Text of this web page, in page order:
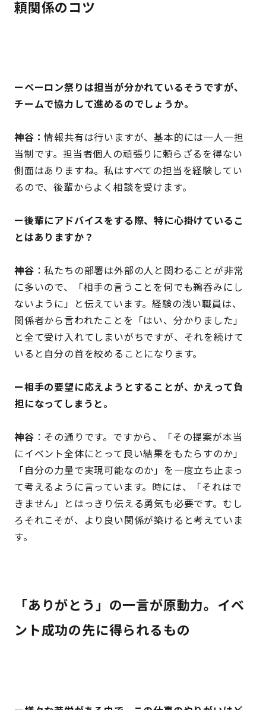
頼関係のコツ
ーペーロン祭りは担当が分かれているそうですが、
チームで協力して進めるのでしょうか。
神谷：情報共有は行いますが、基本的には一人一担
当制です。担当者個人の頑張りに頼らざるを得ない
側面はありますね。私はすべての担当を経験してい
るので、後輩からよく相談を受けます。
ー後輩にアドバイスをする際、特に心掛けているこ
とはありますか？
神谷 ：私たちの部署は外部の人と関わることが非常
に多いので、「相手の言うことを何でも鵜呑みにし
ないように」と伝えています。経験の浅い職員は、
関係者から言われたことを「はい、分かりました」
と全て受け入れてしまいがちですが、それを続けて
いると自分の首を絞めることになります。
ー相手の要望に応えようとすることが、かえって負
担になってしまうと。
神谷 ：その通りです。ですから、「その提案が本当
にイベント全体にとって良い結果をもたらすのか」
「自分の力量で実現可能なのか」を一度立ち止まっ
て考えるように言っています。時には、「それはで
きません」とはっきり伝える勇気も必要です。むし
ろそれこそが、より良い関係が築けると考えていま
す。
「ありがとう」の一言が原動力。イベ
ント成功の先に得られるもの